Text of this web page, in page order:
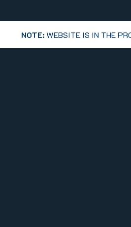
NOTE:WEBSITE IS IN THE